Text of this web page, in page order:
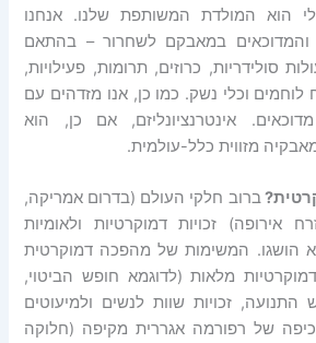
הוא המולדת המשותפת שלנו. אנחנו
והמדוכאים במאבקם לשחרור – בהתאם
סולידריות, כרוזים, תרומות, פעילויות,
לוחמים וכלי נשק. כמו כן, אנו מזדהים עם
אינטרנציונליזם, אם כן, הוא
מזווית כלל-עולמית.
ברוב חלקי העולם (בדרום אמריקה,
אירופה) זכויות דמוקרטיות ולאומיות
הושגו. המשימות של מהפכה דמוקרטית
מלאות (לדוגמא חופש הביטוי,
התנועה, זכויות שוות לנשים ולמיעוטים
של רפורמה אגררית מקיפה (חלוקה